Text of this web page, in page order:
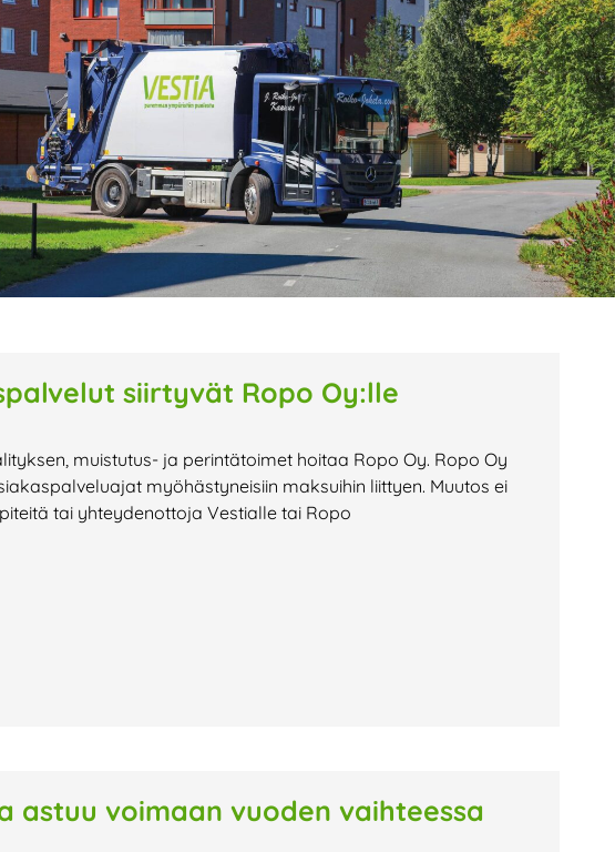
siirtyvät Ropo Oy:lle
muistutus- ja perintätoimet hoitaa Ropo Oy. Ropo Oy
myöhästyneisiin maksuihin liittyen. Muutos ei
tai yhteydenottoja Vestialle tai Ropo
astuu voimaan vuoden vaihteessa